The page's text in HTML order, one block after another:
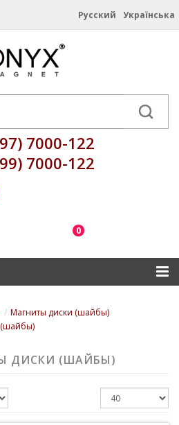
Русский Українська
7000-122
7000-122
0
Магниты диски (шайбы)
ДИСКИ (ШАЙБЫ)